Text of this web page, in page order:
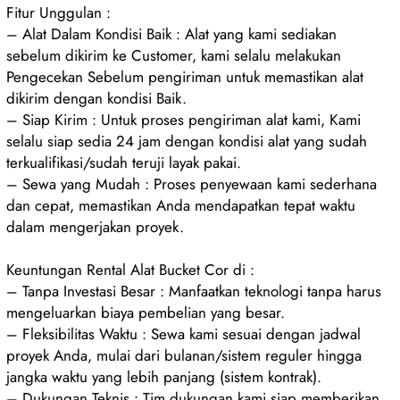
Fitur Unggulan :
– Alat Dalam Kondisi Baik : Alat yang kami sediakan
sebelum dikirim ke Customer, kami selalu melakukan
Pengecekan Sebelum pengiriman untuk memastikan alat
dikirim dengan kondisi Baik.
– Siap Kirim : Untuk proses pengiriman alat kami, Kami
selalu siap sedia 24 jam dengan kondisi alat yang sudah
terkualifikasi/sudah teruji layak pakai.
– Sewa yang Mudah : Proses penyewaan kami sederhana
dan cepat, memastikan Anda mendapatkan tepat waktu
dalam mengerjakan proyek.
Keuntungan Rental Alat Bucket Cor di :
– Tanpa Investasi Besar : Manfaatkan teknologi tanpa harus
mengeluarkan biaya pembelian yang besar.
– Fleksibilitas Waktu : Sewa kami sesuai dengan jadwal
proyek Anda, mulai dari bulanan/sistem reguler hingga
jangka waktu yang lebih panjang (sistem kontrak).